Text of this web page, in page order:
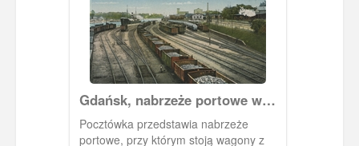
Gdańsk, nabrzeże portowe w
Nowym Porcie
Pocztówka przedstawia nabrzeże
portowe, przy którym stoją wagony z